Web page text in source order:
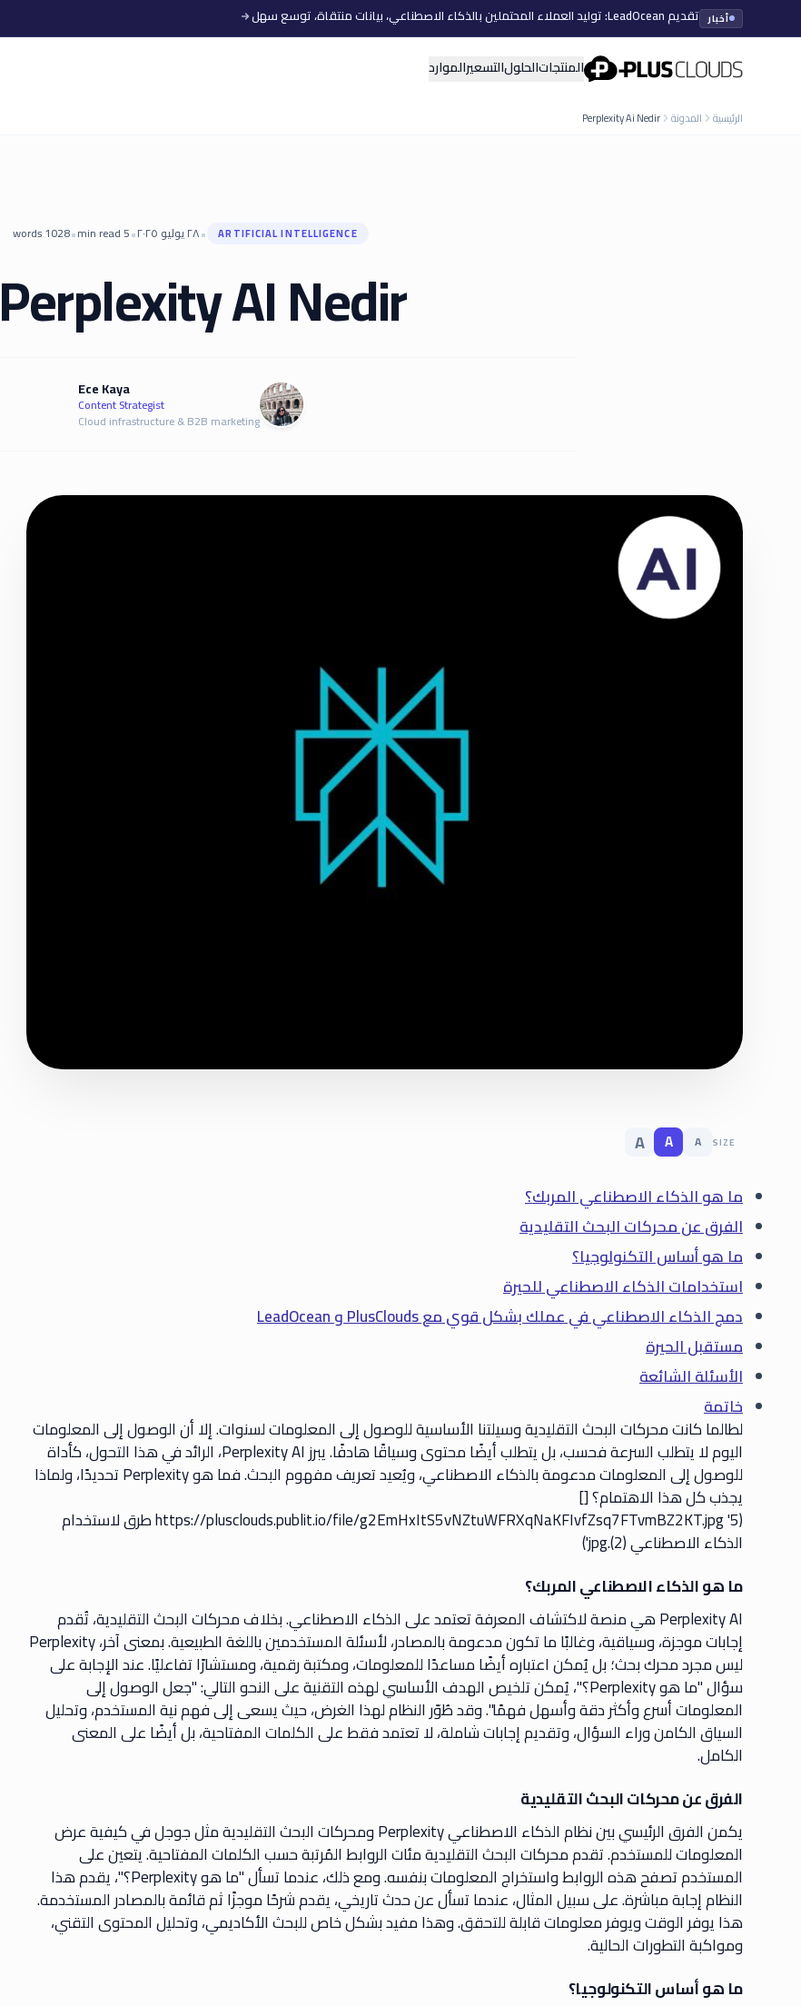
أخبار تقديم LeadOcean: توليد العملاء المحتملين بالذكاء الاصطناعي، بيانات منتقاة، توسع سهل
PlusClouds المنتجاتالحلولالتسعيرالموارد
الرئيسية المدونة Perplexity Ai Nedir
ARTIFICIAL INTELLIGENCE
•٢٨ يوليو ٢٠٢٥ •
5
min read
•
1028
Perplexity AI Nedir?
Ece Kaya
Content Strategist
Cloud infrastructure & B2B marketing
SIZE
A
A
A
ما هو الذكاء الاصطناعي المربك؟
الفرق عن محركات البحث التقليدية
ما هو أساس التكنولوجيا؟
استخدامات الذكاء الاصطناعي للحيرة
دمج الذكاء الاصطناعي في عملك بشكل قوي مع PlusClouds و LeadOcean
مستقبل الحيرة
الأسئلة الشائعة
خاتمة
لطالما كانت محركات البحث التقليدية وسيلتنا الأساسية للوصول إلى المعلومات لسنوات. إلا أن الوصول إلى المعلومات
اليوم لا يتطلب السرعة فحسب، بل يتطلب أيضًا محتوى وسياقًا هادفًا. يبرز Perplexity AI، الرائد في هذا التحول، كأداة
للوصول إلى المعلومات مدعومة بالذكاء الاصطناعي، ويُعيد تعريف مفهوم البحث. فما هو Perplexity تحديدًا، ولماذا
يجذب كل هذا الاهتمام؟ []
(https://plusclouds.publit.io/file/g2EmHxItS5vNZtuWFRXqNaKFIvfZsq7FTvmBZ2KT.jpg '5 طرق لاستخدام
الذكاء الاصطناعي (2).jpg')
ما هو الذكاء الاصطناعي المربك؟
Perplexity AI هي منصة لاكتشاف المعرفة تعتمد على الذكاء الاصطناعي. بخلاف محركات البحث التقليدية، تُقدم
إجابات موجزة، وسياقية، وغالبًا ما تكون مدعومة بالمصادر، لأسئلة المستخدمين باللغة الطبيعية. بمعنى آخر، Perplexity
ليس مجرد محرك بحث؛ بل يُمكن اعتباره أيضًا مساعدًا للمعلومات، ومكتبة رقمية، ومستشارًا تفاعليًا. عند الإجابة على
سؤال "ما هو Perplexity؟"، يُمكن تلخيص الهدف الأساسي لهذه التقنية على النحو التالي: "جعل الوصول إلى
المعلومات أسرع وأكثر دقة وأسهل فهمًا". وقد طُوّر النظام لهذا الغرض، حيث يسعى إلى فهم نية المستخدم، وتحليل
السياق الكامن وراء السؤال، وتقديم إجابات شاملة، لا تعتمد فقط على الكلمات المفتاحية، بل أيضًا على المعنى
الكامل.
الفرق عن محركات البحث التقليدية
يكمن الفرق الرئيسي بين نظام الذكاء الاصطناعي Perplexity ومحركات البحث التقليدية مثل جوجل في كيفية عرض
المعلومات للمستخدم. تقدم محركات البحث التقليدية مئات الروابط المُرتبة حسب الكلمات المفتاحية. يتعين على
المستخدم تصفح هذه الروابط واستخراج المعلومات بنفسه. ومع ذلك، عندما تسأل "ما هو Perplexity؟"، يقدم هذا
النظام إجابة مباشرة. على سبيل المثال، عندما تسأل عن حدث تاريخي، يقدم شرحًا موجزًا ​​ثم قائمة بالمصادر المستخدمة.
هذا يوفر الوقت ويوفر معلومات قابلة للتحقق. وهذا مفيد بشكل خاص للبحث الأكاديمي، وتحليل المحتوى التقني،
ومواكبة التطورات الحالية.
ما هو أساس التكنولوجيا؟